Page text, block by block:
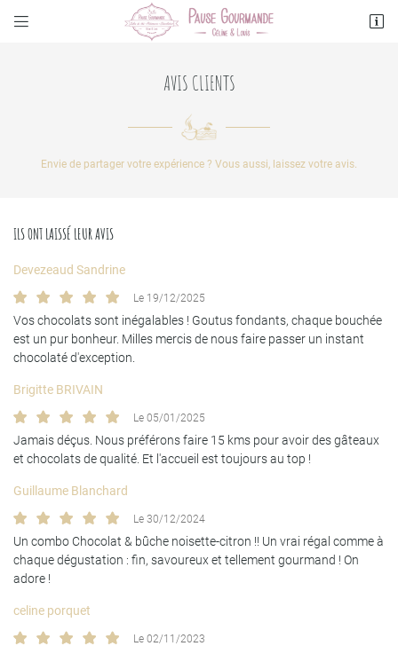
 
4 Place du Maréchal Foch
 Adresse email de réception
 Recopier le code ci-contre
 Rafraîchir le captcha
l'adresse email indiqué ci-dessus. Vous pouvez vous désinscrire à tout moment en
Inscription
AVIS CLIENTS
Envie de partager votre expérience ? Vous aussi, laissez votre avis.
ILS ONT LAISSÉ LEUR AVIS
Devezeaud Sandrine
Le 19/12/2025
Vos chocolats sont inégalables ! Goutus fondants, chaque bouchée
est un pur bonheur. Milles mercis de nous faire passer un instant
chocolaté d'exception.
Brigitte BRIVAIN
Le 05/01/2025
Jamais déçus. Nous préférons faire 15 kms pour avoir des gâteaux
et chocolats de qualité. Et l'accueil est toujours au top !
Guillaume Blanchard
Le 30/12/2024
Un combo Chocolat & bûche noisette-citron !! Un vrai régal comme à
chaque dégustation : fin, savoureux et tellement gourmand ! On
adore !
celine porquet
Le 02/11/2023